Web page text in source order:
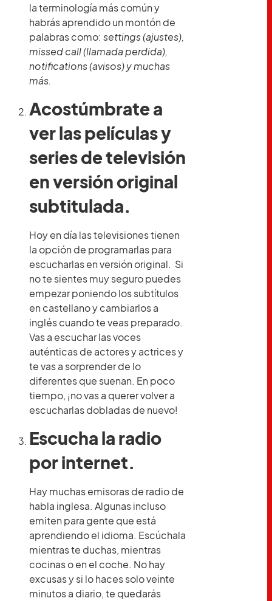
la terminología más común y
habrás aprendido un montón de
palabras como: settings (ajustes),
missed call (llamada perdida),
notifications (avisos) y muchas
más.
Acostúmbrate a
ver las películas y
series de televisión
en versión original
subtitulada.
Hoy en día las televisiones tienen
la opción de programarlas para
escucharlas en versión original. Si
no te sientes muy seguro puedes
empezar poniendo los subtítulos
en castellano y cambiarlos a
inglés cuando te veas preparado.
Vas a escuchar las voces
auténticas de actores y actrices y
te vas a sorprender de lo
diferentes que suenan. En poco
tiempo, ¡no vas a querer volver a
escucharlas dobladas de nuevo!
Escucha la radio
por internet.
Hay muchas emisoras de radio de
habla inglesa. Algunas incluso
emiten para gente que está
aprendiendo el idioma. Escúchala
mientras te duchas, mientras
cocinas o en el coche. No hay
excusas y si lo haces solo veinte
minutos a diario, te quedarás